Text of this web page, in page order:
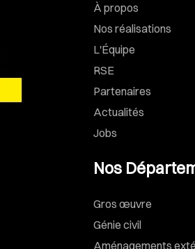
À propos
Nos réalisations
L'Équipe
RSE
Partenaires
Actualités
Jobs
Nos
Gros œuvre
Génie civil
Aménagements